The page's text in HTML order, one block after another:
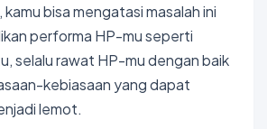
bisa mengatasi masalah ini
performa HP-mu seperti
selalu rawat HP-mu dengan baik
kebiasaan yang dapat
lemot.